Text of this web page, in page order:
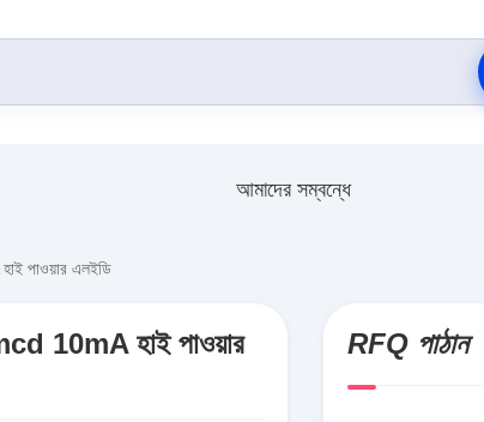
আমাদের সম্বন্ধে
পাওয়ার এলইডি
10mA হাই পাওয়ার
RFQ পাঠান